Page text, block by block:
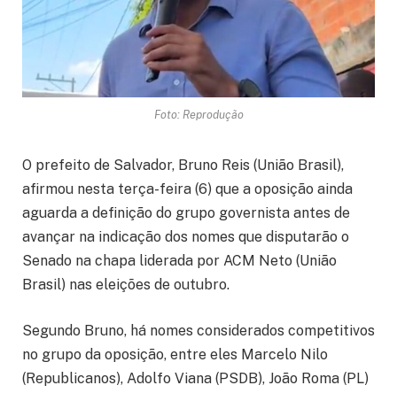
Foto: Reprodução
O prefeito de Salvador, Bruno Reis (União Brasil),
afirmou nesta terça-feira (6) que a oposição ainda
aguarda a definição do grupo governista antes de
avançar na indicação dos nomes que disputarão o
Senado na chapa liderada por ACM Neto (União
Brasil) nas eleições de outubro.
Segundo Bruno, há nomes considerados competitivos
no grupo da oposição, entre eles Marcelo Nilo
(Republicanos), Adolfo Viana (PSDB), João Roma (PL)